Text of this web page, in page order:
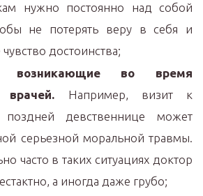
нужно постоянно над собой
не потерять веру в себя и
достоинства;
возникающие во время
врачей. Например, визит к
поздней девственнице может
серьезной моральной травмы.
часто в таких ситуациях доктор
а иногда даже грубо;